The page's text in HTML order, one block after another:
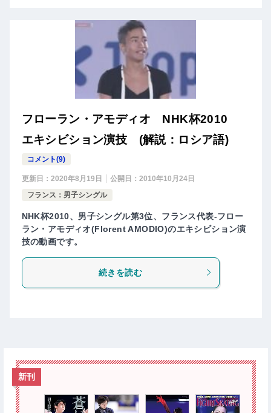
フローラン・アモディオ NHK杯2010
エキシビション演技 (解説：ロシア語)
コメント(9)
更新日： 2020年8月19日 公開日： 2010年10月24日
フランス：男子シングル
NHK杯2010、男子シングル第3位、フランス代表-フロー
ラン・アモディオ(Florent AMODIO)のエキシビション演
技の動画です。
続きを読む
新刊